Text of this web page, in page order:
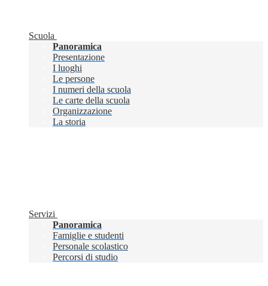
Scuola
Panoramica
Presentazione
I luoghi
Le persone
I numeri della scuola
Le carte della scuola
Organizzazione
La storia
Servizi
Panoramica
Famiglie e studenti
Personale scolastico
Percorsi di studio